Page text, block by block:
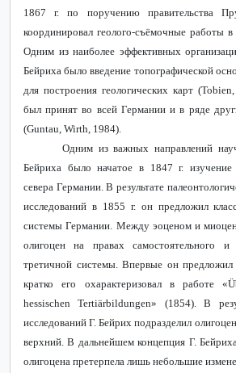
1867 г. по поручению правительства
координировал геолого-съёмочные работы
Одним из наиболее эффективных
Бейриха было введение топографической
для построения геологических карт (Tobien
был принят во всей Германии и в ряде
(Guntau Wirth , 1984).
Одним из важных направлений
Бейриха было начатое в 1847 г.
севера Германии. В результате
исследований в 1855 г. он предложил
системы Германии. Между эоценом и
олигоцен на правах самостоятельного и
третичной системы. Впервые он
кратко его охарактеризовал в работе «Ü
hessischen
Tertiärbildungen» (1854). В
исследований Г. Бейрих подразделил
верхний. В дальнейшем концепция Г.
олигоцена претерпела лишь небольшие